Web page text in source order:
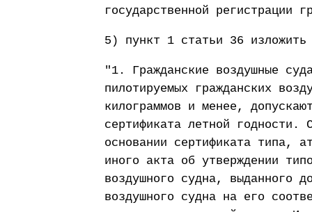
государственной регистрации
5) пункт 1 статьи 36 изложить
"1. Гражданские воздушные
пилотируемых гражданских
килограммов и менее,
сертификата летной годности.
основании сертификата типа,
иного акта об утверждении
воздушного судна, выданного
воздушного судна на его